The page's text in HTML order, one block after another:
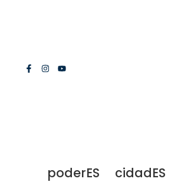
poderES cidadES